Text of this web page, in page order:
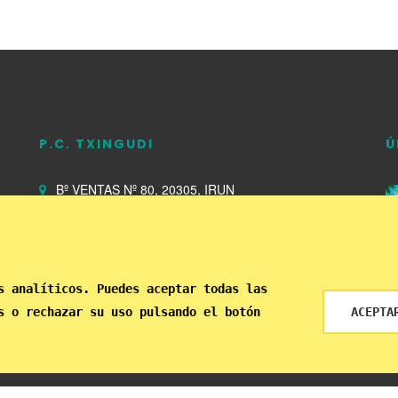
P.C. TXINGUDI
Bº VENTAS Nº 80, 20305, IRUN
analíticos. Puedes aceptar todas las
rechazar su uso pulsando el botón